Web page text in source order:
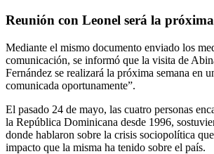
Reunión con Leonel será la
Mediante el mismo documento enviado los
comunicación, se informó que la visita de
Fernández se realizará la próxima semana en
comunicada oportunamente”.
El pasado 24 de mayo, las cuatro personas
la República Dominicana desde 1996,
donde hablaron sobre la crisis sociopolítica
impacto que la misma ha tenido sobre el país.